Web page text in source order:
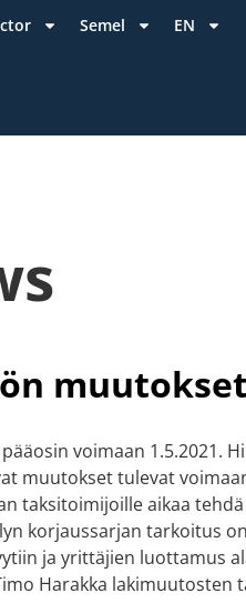
Semel EN
voimaan 1.5.2021.
muutokset tulevat
taksitoimijoille aikaa
korjaussarjan tarkoitus
ja yrittäjien luottamus
Harakka lakimuutosten